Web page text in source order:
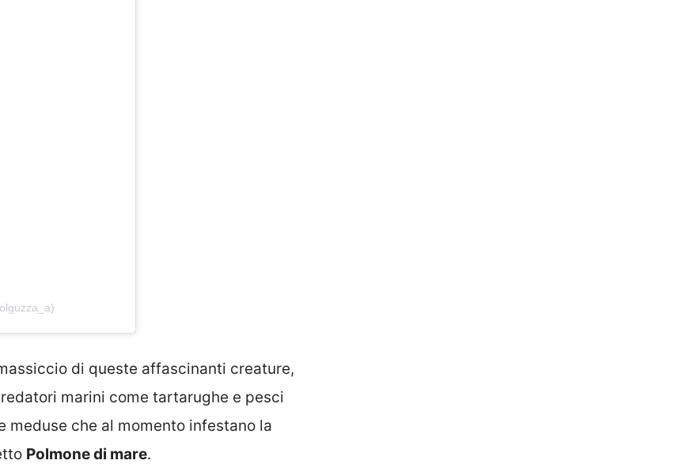
di queste affascinanti creature,
marini come tartarughe e pesci
meduse che al momento infestano la
Polmone di mare.